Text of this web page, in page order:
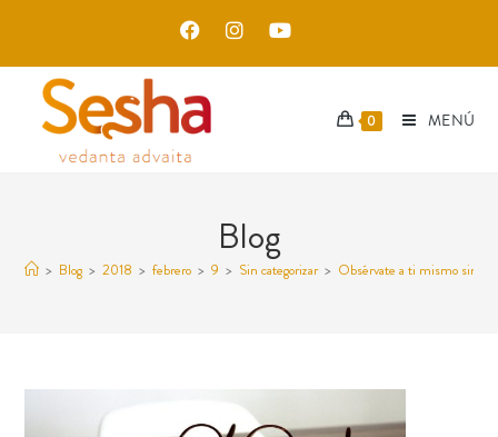
0 MENÚ
Blog
> Blog > 2018 > febrero > 9 > Sin categorizar > Obsérvate a ti mismo sin